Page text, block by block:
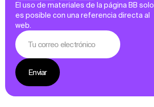
El uso de materiales de la página BB solo
es posible con una referencia directa al
web.